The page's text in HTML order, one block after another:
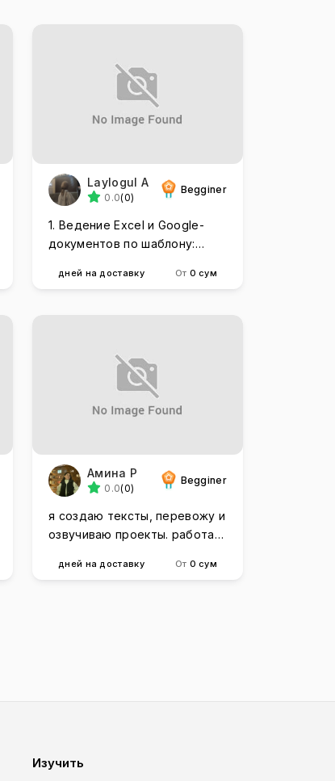
Laylogul A
0.0(0)
Begginer
1. Ведение Excel и Google-
документов по шаблону:
дней на доставку От 0 сум
Амина Р
0.0(0)
Begginer
я создаю тексты, перевожу и
озвучиваю проекты. работаю
дней на доставку От 0 сум
Изучить